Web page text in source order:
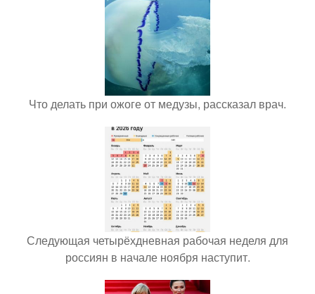
Что делать при ожоге от медузы, рассказал врач.
Следующая четырёхдневная рабочая неделя для
россиян в начале ноября наступит.